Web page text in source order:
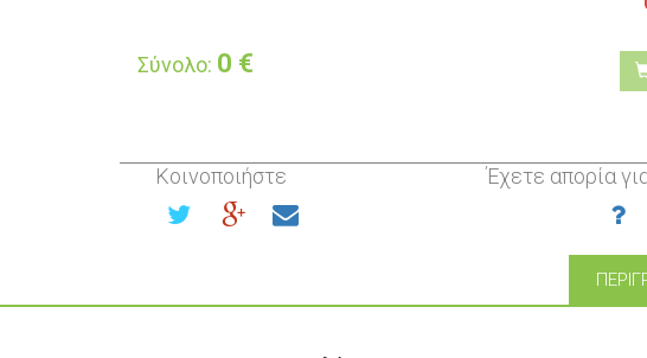
Σύνολο: 0 €
Κοινοποιήστε Έχετε απορία